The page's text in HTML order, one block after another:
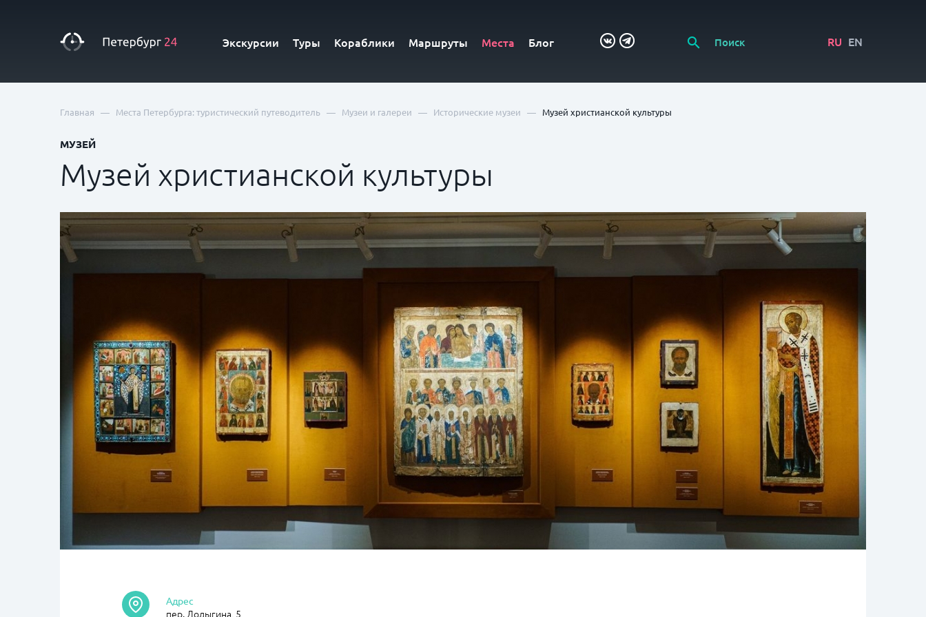
Экскурсии Туры Кораблики Маршруты Места Блог RU EN
Главная — Места Петербурга: туристический путеводитель — Музеи и галереи — Исторические музеи — Музей христианской культуры
МУЗЕЙ
Музей христианской культуры
Адрес
пер. Лодыгина, 5